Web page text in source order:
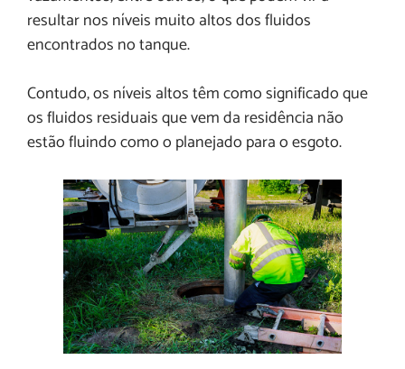
resultar nos níveis muito altos dos fluidos
encontrados no tanque.
Contudo, os níveis altos têm como significado que
os fluidos residuais que vem da residência não
estão fluindo como o planejado para o esgoto.